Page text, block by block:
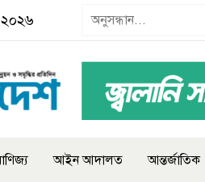
আইন আদালত আন্তর্জাতিক